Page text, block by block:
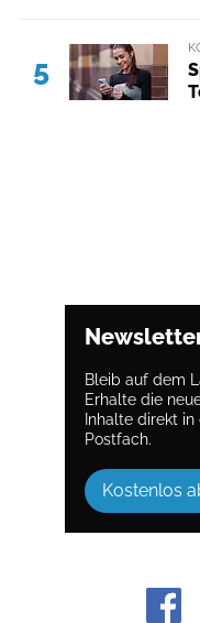
5
Bleib auf dem
Erhalte die
Inhalte direkt in
Postfach.
Kostenlos